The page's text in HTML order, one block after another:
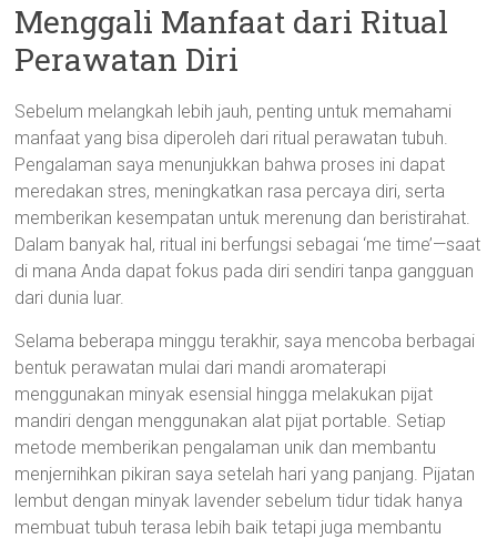
Menggali Manfaat dari Ritual
Perawatan Diri
Sebelum melangkah lebih jauh, penting untuk memahami
manfaat yang bisa diperoleh dari ritual perawatan tubuh.
Pengalaman saya menunjukkan bahwa proses ini dapat
meredakan stres, meningkatkan rasa percaya diri, serta
memberikan kesempatan untuk merenung dan beristirahat.
Dalam banyak hal, ritual ini berfungsi sebagai ‘me time’—saat
di mana Anda dapat fokus pada diri sendiri tanpa gangguan
dari dunia luar.
Selama beberapa minggu terakhir, saya mencoba berbagai
bentuk perawatan mulai dari mandi aromaterapi
menggunakan minyak esensial hingga melakukan pijat
mandiri dengan menggunakan alat pijat portable. Setiap
metode memberikan pengalaman unik dan membantu
menjernihkan pikiran saya setelah hari yang panjang. Pijatan
lembut dengan minyak lavender sebelum tidur tidak hanya
membuat tubuh terasa lebih baik tetapi juga membantu